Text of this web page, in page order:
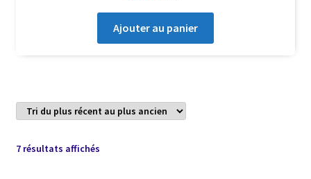
Ajouter au panier
7 résultats affichésTrié